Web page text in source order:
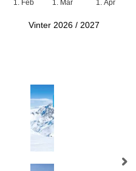
1. Feb 1. Mar 1. Apr
Vinter 2026 / 2027